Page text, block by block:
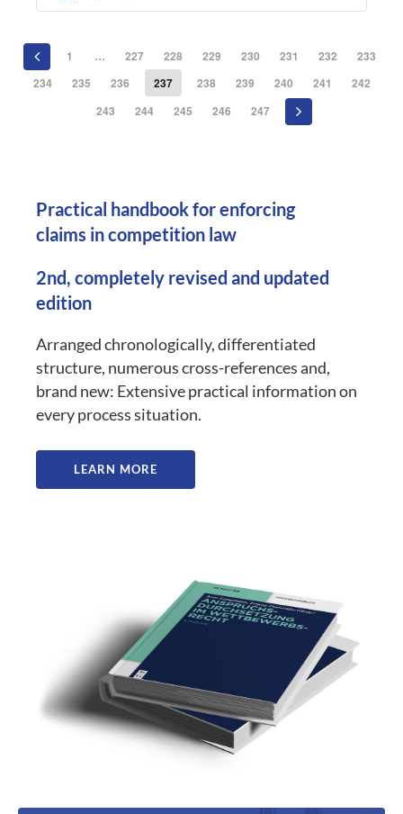
1 … 227 228 229 230 231 232
233
234
235 236 237 238 239 240 241
242
243
244 245 246 247
Practical handbook for enforcing
claims in competition law
2nd, completely revised and updated
edition
Arranged chronologically, differentiated
structure, numerous cross-references and,
brand new: Extensive practical information on
every process situation.
LEARN MORE